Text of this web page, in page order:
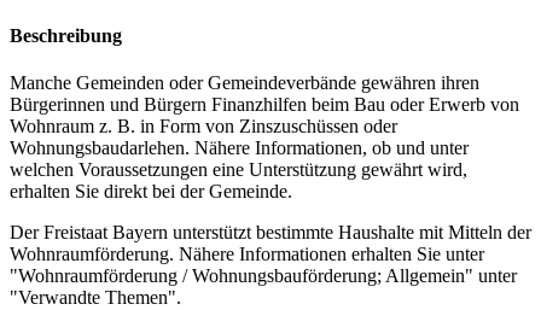
Beschreibung
Manche Gemeinden oder Gemeindeverbände gewähren ihren
Bürgerinnen und Bürgern Finanzhilfen beim Bau oder Erwerb von
Wohnraum z. B. in Form von Zinszuschüssen oder
Wohnungsbaudarlehen. Nähere Informationen, ob und unter
welchen Voraussetzungen eine Unterstützung gewährt wird,
erhalten Sie direkt bei der Gemeinde.
Der Freistaat Bayern unterstützt bestimmte Haushalte mit Mitteln der
Wohnraumförderung. Nähere Informationen erhalten Sie unter
"Wohnraumförderung / Wohnungsbauförderung; Allgemein" unter
"Verwandte Themen".